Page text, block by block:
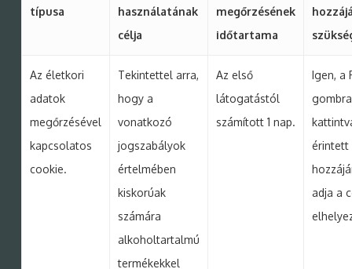
típusa
használatának
célja
megőrzésének
időtartama
Az életkori
adatok
megőrzésével
kapcsolatos
cookie.
Tekintettel arra,
hogy a
vonatkozó
jogszabályok
értelmében
kiskorúak
számára
alkoholtartalmú
termékekkel
Az első
látogatástól
számított 1 nap.
Igen, a
gombra
érintett
adja a